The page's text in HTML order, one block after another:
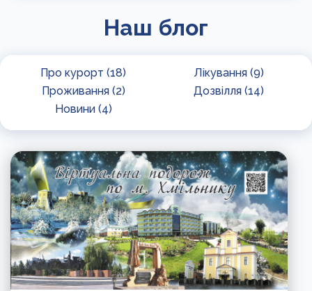
Наш блог
Про курорт (18)
Лікування (9)
Проживання (2)
Дозвілля (14)
Новини (4)